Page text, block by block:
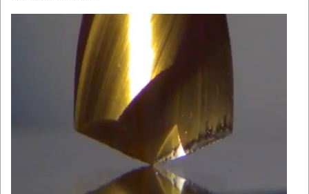
【悲報】高市首相、もはやマッサージを受
けただけで叩かれてしまう
【魔改造】普通の基板を7倍の巨体にした結
NEW!
【動画】動物園のゾウを撮影していたら…と
んでもない“ファンサ”を受けたｗｗｗｗ